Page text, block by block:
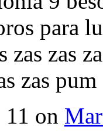
para
zas
zas pum
11 on